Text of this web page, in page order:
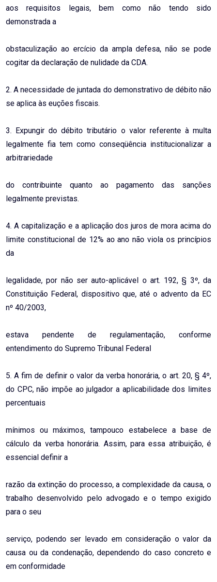
aos requisitos legais, bem como não tendo sido
demonstrada a
obstaculização ao ercício da ampla defesa, não se pode
cogitar da declaração de nulidade da CDA.
2. A necessidade de juntada do demonstrativo de débito não
se aplica às euções fiscais.
3. Expungir do débito tributário o valor referente à multa
legalmente fia tem como conseqüência institucionalizar a
arbitrariedade
do contribuinte quanto ao pagamento das sanções
legalmente previstas.
4. A capitalização e a aplicação dos juros de mora acima do
limite constitucional de 12% ao ano não viola os princípios
da
legalidade, por não ser auto-aplicável o art. 192, § 3º, da
Constituição Federal, dispositivo que, até o advento da EC
nº 40/2003,
estava pendente de regulamentação, conforme
entendimento do Supremo Tribunal Federal
5. A fim de definir o valor da verba honorária, o art. 20, § 4º,
do CPC, não impõe ao julgador a aplicabilidade dos limites
percentuais
mínimos ou máximos, tampouco estabelece a base de
cálculo da verba honorária. Assim, para essa atribuição, é
essencial definir a
razão da extinção do processo, a complexidade da causa, o
trabalho desenvolvido pelo advogado e o tempo exigido
para o seu
serviço, podendo ser levado em consideração o valor da
causa ou da condenação, dependendo do caso concreto e
em conformidade